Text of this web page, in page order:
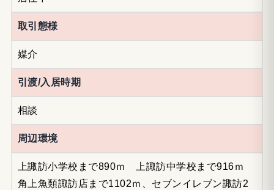
取引態様
媒介
引渡/入居時期
相談
周辺環境
上諏訪小学校まで890ｍ 上諏訪中学校まで916ｍ
角上魚類諏訪店まで1102ｍ、セブンイレブン諏訪2